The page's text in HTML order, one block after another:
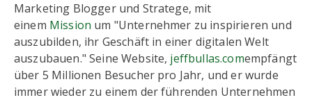
Marketing Blogger und Stratege, mit
einem Mission um "Unternehmer zu inspirieren und
auszubilden, ihr Geschäft in einer digitalen Welt
auszubauen." Seine Website, jeffbullas.comempfängt
über 5 Millionen Besucher pro Jahr, und er wurde
immer wieder zu einem der führenden Unternehmen